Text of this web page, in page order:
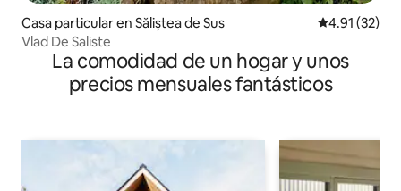
Casa particular en Săliștea de Sus Calificación
4.91 (32)
Vlad De Saliste
La comodidad de un hogar y unos
precios mensuales fantásticos